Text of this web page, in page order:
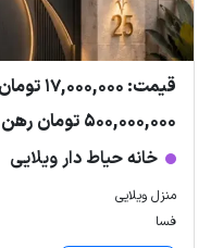
قیمت: 17,000,000 تومان اجاره
500,000,000 تومان رهن
خانه حیاط دار ویلایی
منزل ویلایی
فسا